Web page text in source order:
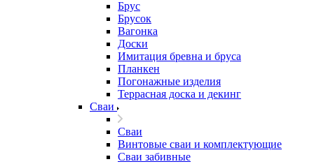
Брус
Брусок
Вагонка
Доски
Имитация бревна и бруса
Планкен
Погонажные изделия
Террасная доска и декинг
Сваи
Сваи
Винтовые сваи и комплектующие
Сваи забивные